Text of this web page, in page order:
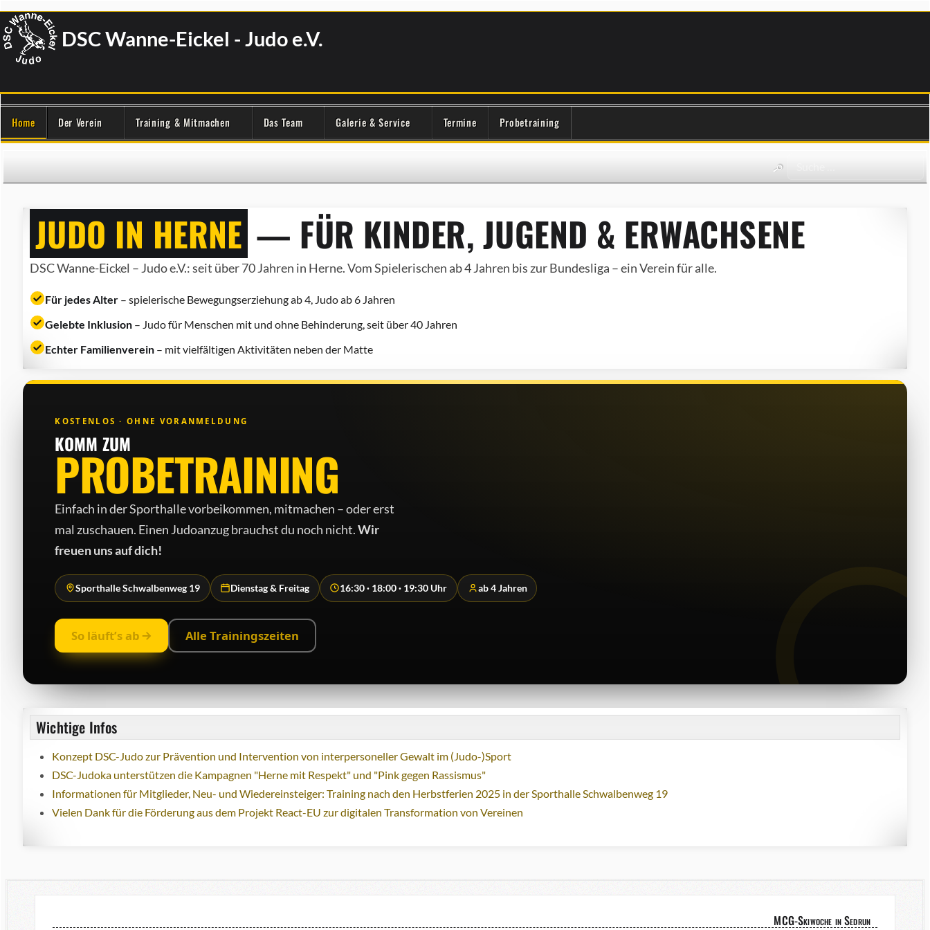
DSC Wanne-Eickel - Judo e.V.
Home Der Verein Training & Mitmachen Das Team Galerie & Service Termine Probetraining
JUDO IN HERNE — FÜR KINDER, JUGEND & ERWACHSENE
DSC Wanne-Eickel – Judo e.V.: seit über 70 Jahren in Herne. Vom Spielerischen ab 4 Jahren bis zur Bundesliga – ein Verein für alle.
Für jedes Alter – spielerische Bewegungserziehung ab 4, Judo ab 6 Jahren
Gelebte Inklusion – Judo für Menschen mit und ohne Behinderung, seit über 40 Jahren
Echter Familienverein – mit vielfältigen Aktivitäten neben der Matte
KOSTENLOS · OHNE VORANMELDUNG
KOMM ZUM
PROBETRAINING
Einfach in der Sporthalle vorbeikommen, mitmachen – oder erst
mal zuschauen. Einen Judo­anzug brauchst du noch nicht.Wir
freuen uns auf dich!
Sporthalle Schwalbenweg 19 Dienstag & Freitag 16:30 · 18:00 · 19:30 Uhr ab 4 Jahren
So läuft’s ab Alle Trainingszeiten
Wichtige Infos
Konzept DSC-Judo zur Prävention und Intervention von interpersoneller Gewalt im (Judo-)Sport
DSC-Judoka unterstützen die Kampagnen "Herne mit Respekt" und "Pink gegen Rassismus"
Informationen für Mitglieder, Neu- und Wiedereinsteiger: Training nach den Herbstferien 2025 in der Sporthalle Schwalbenweg 19
Vielen Dank für die Förderung aus dem Projekt React-EU zur digitalen Transformation von Vereinen
MCG-Skiwoche in Sedrun